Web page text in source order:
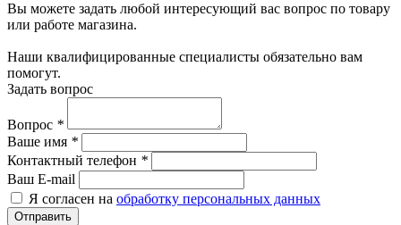
Вы можете задать любой интересующий вас вопрос по товару
или работе магазина.
Наши квалифицированные специалисты обязательно вам
помогут.
Задать вопрос
Вопрос *
Ваше имя *
Контактный телефон *
Ваш E-mail
Я согласен на обработку персональных данных
Отправить